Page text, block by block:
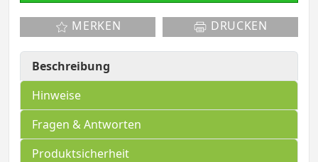
MERKEN DRUCKEN
Beschreibung
Hinweise
Fragen & Antworten
Produktsicherheit